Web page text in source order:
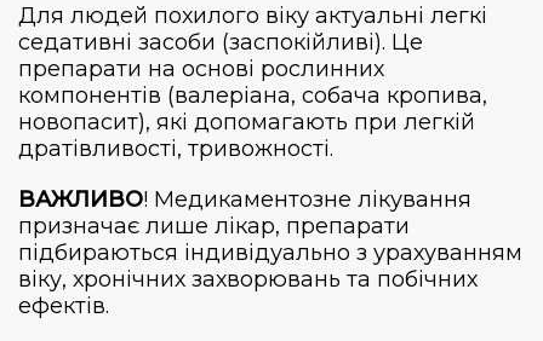
Для людей похилого віку актуальні легкі
седативні засоби (заспокійливі). Це
препарати на основі рослинних
компонентів (валеріана, собача кропива,
новопасит), які допомагають при легкій
дратівливості, тривожності.
ВАЖЛИВО! Медикаментозне лікування
призначає лише лікар, препарати
підбираються індивідуально з урахуванням
віку, хронічних захворювань та побічних
ефектів.